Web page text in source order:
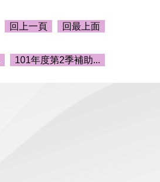
回上一頁 回最上面
101年度第2季補助...